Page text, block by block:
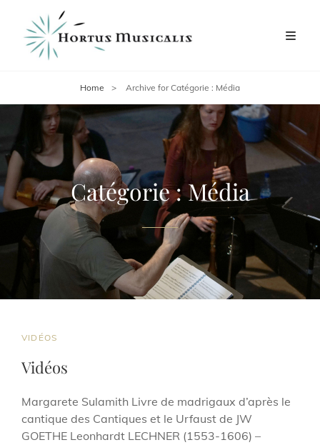
Home > Archive forCatégorie : Média
Catégorie :Média
CAT
VIDÉOS
Vidéos
Margarete Sulamith Livre de madrigaux d’après le
cantique des Cantiques et le Urfaust de JW
GOETHE Leonhardt LECHNER (1553-1606) –